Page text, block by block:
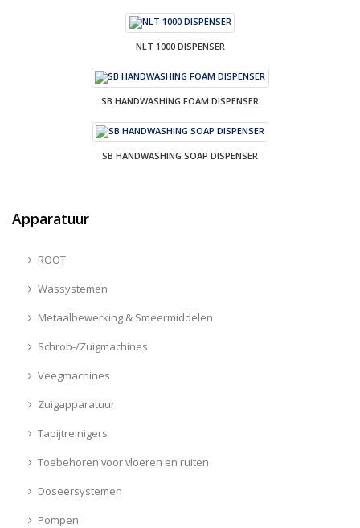
NLT 1000 DISPENSER
SB HANDWASHING FOAM DISPENSER
SB HANDWASHING SOAP DISPENSER
Apparatuur
ROOT
Wassystemen
Metaalbewerking & Smeermiddelen
Schrob-/Zuigmachines
Veegmachines
Zuigapparatuur
Tapijtreinigers
Toebehoren voor vloeren en ruiten
Doseersystemen
Pompen